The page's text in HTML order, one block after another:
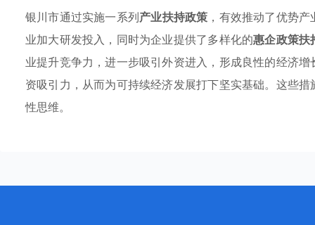
银川市通过实施一系列产业扶持政策 ，有效推动了优势
业加大研发投入，同时为企业提供了多样化的惠企政策扶
业提升竞争力，进一步吸引外资进入，形成良性的经济
资吸引力，从而为可持续经济发展打下坚实基础。这些
性思维。